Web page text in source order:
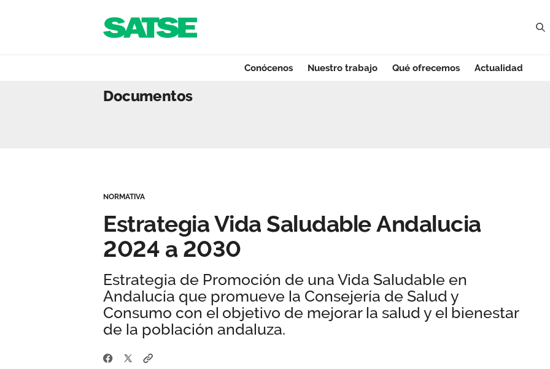
Navegación
Conócenos Nuestro trabajo Qué ofrecemos Actualidad
Qué ofrecemos
Estrategia Vida Saludable
Documentos
NORMATIVA
Estrategia Vida Saludable Andalucia
2024 a 2030
Estrategia de Promoción de una Vida Saludable en
Andalucía que promueve la Consejería de Salud y
Consumo con el objetivo de mejorar la salud y el bienestar
de la población andaluza.